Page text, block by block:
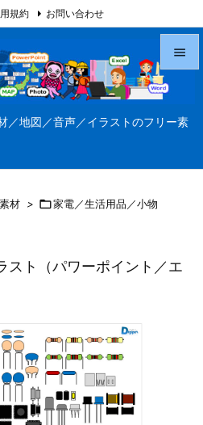
／地図／音声／イラストのフリー素



検索
規約 お問い合わせ
材 > 家電／生活用品／小物
スト（パワーポイント／エ